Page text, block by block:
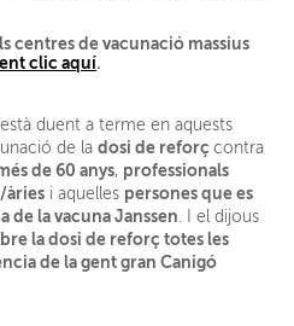
centres de vacunació massius
clic aquí.
duent a terme en aquests
de ladosi de reforçcontra
de 60 anys, professionals
àries i aquelles persones que es
de la vacuna Janssen. I el dijous
la dosi de reforç totes les
de la gent gran Canigó